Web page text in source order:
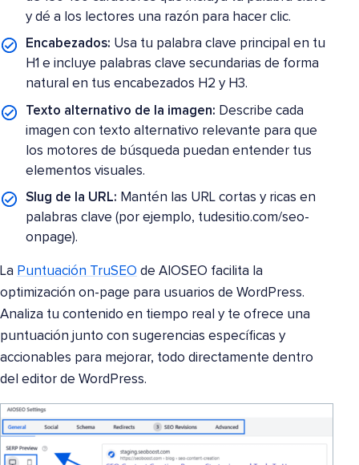
y dé a los lectores una razón para hacer clic.
Encabezados: Usa tu palabra clave principal en tu
H1 e incluye palabras clave secundarias de forma
natural en tus encabezados H2 y H3.
Texto alternativo de la imagen: Describe cada
imagen con texto alternativo relevante para que
los motores de búsqueda puedan entender tus
elementos visuales.
Slug de la URL: Mantén las URL cortas y ricas en
palabras clave (por ejemplo, tudesitio.com/seo-
onpage).
La Puntuación TruSEO de AIOSEO facilita la
optimización on-page para usuarios de WordPress.
Analiza tu contenido en tiempo real y te ofrece una
puntuación junto con sugerencias específicas y
accionables para mejorar, todo directamente dentro
del editor de WordPress.